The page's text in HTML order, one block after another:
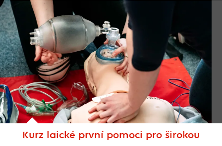
Kurz laické první pomoci pro širokou